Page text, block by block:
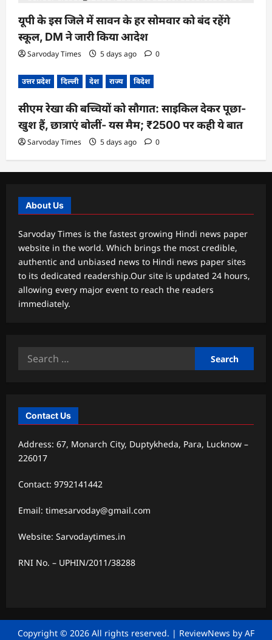
यूपी के इस जिले में सावन के हर सोमवार को बंद रहेंगे
स्कूल, DM ने जारी किया आदेश
Sarvoday Times 5 days ago 0
उत्तर प्रदेश दिल्ली देश राज्य विदेश
सीएम रेखा की बच्चियों को सौगात: साइकिल देकर पूछा-
खुश हैं, छात्राएं बोलीं- यस मैम; ₹2500 पर कही ये बात
Sarvoday Times 5 days ago 0
About Us
Sarvoday Times is the fastest growing Hindi news paper
website in the world. Which brings the most credible,
authentic and unbiased news to Hindi news paper sites
to its dedicated readership.Our site is updated 24 hours,
allowing every major event to reach the readers
immediately.
Search
Contact Us
Address: 67, Monarch City, Duptykheda, Para, Lucknow –
226017
Contact: 9792141442
Email: timesarvoday@gmail.com
Website: Sarvodaytimes.in
RNI No. – UPHIN/2011/38288
Copyright © 2026 All rights reserved. | ReviewNews by AF